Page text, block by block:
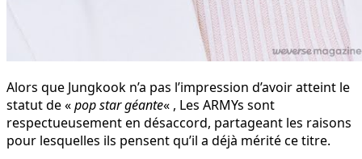
Alors que Jungkook n’a pas l’impression d’avoir atteint le
statut de «pop star géante« , Les ARMYs sont
respectueusement en désaccord, partageant les raisons
pour lesquelles ils pensent qu’il a déjà mérité ce titre.